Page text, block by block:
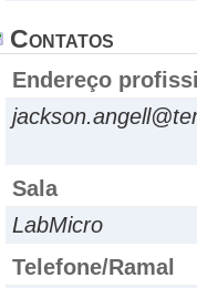
Contatos
Endereço
Sala
LabMicro
Telefone/Ramal